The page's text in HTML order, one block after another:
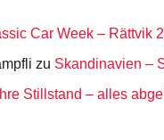
Car Week – Rättvik
zu Skandinavien –
Stillstand – alles